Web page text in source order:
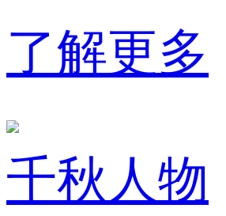
了解更多
千秋人物